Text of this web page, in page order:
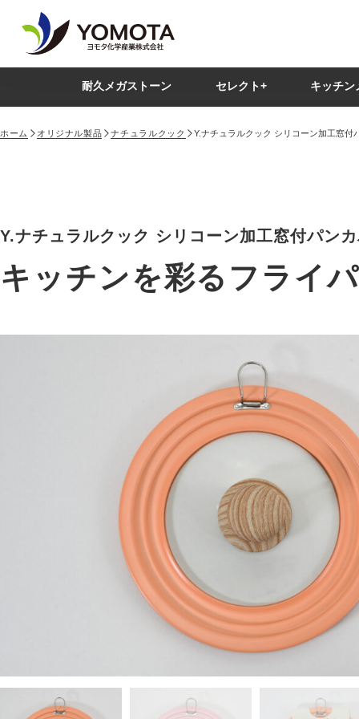
耐久メガストーン セレクト+ キッチン
ホーム オリジナル製品 ナチュラルクック Y.ナチュラルクック シリコーン加工窓付
Y.ナチュラルクック シリコーン加工窓付パン
キッチンを彩るフライ